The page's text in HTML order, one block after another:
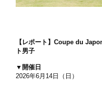
【レポート】Coupe du
ト男子
▼開催日
2026年6月14日（日）